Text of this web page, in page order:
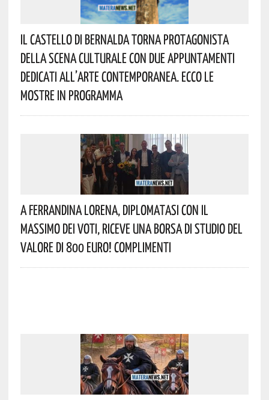
Il Castello Di Bernalda Torna Protagonista
Della Scena Culturale Con Due Appuntamenti
Dedicati All’arte Contemporanea. Ecco Le
Mostre In Programma
A Ferrandina Lorena, Diplomatasi Con Il
Massimo Dei Voti, Riceve Una Borsa Di Studio Del
Valore Di 800 Euro! Complimenti